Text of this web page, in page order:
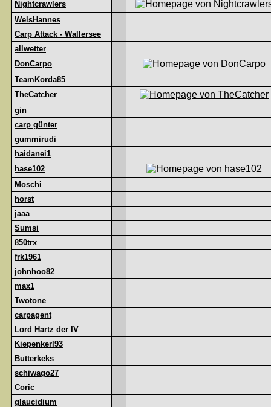
Nightcrawlers
WelsHannes
Carp Attack - Wallersee
allwetter
DonCarpo
TeamKorda85
TheCatcher
gin
carp günter
gummirudi
haidanei1
hase102
Moschi
horst
jaaa
Sumsi
850trx
frk1961
johnhoo82
max1
Twotone
carpagent
Lord Hartz der IV
Kiepenkerl93
Butterkeks
schiwago27
Coric
glaucidium